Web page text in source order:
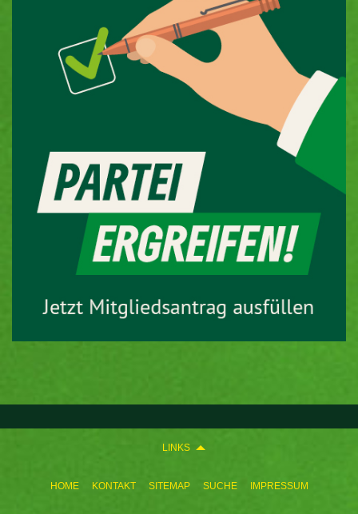
LINKS
HOME KONTAKT SITEMAP SUCHE IMPRESSUM